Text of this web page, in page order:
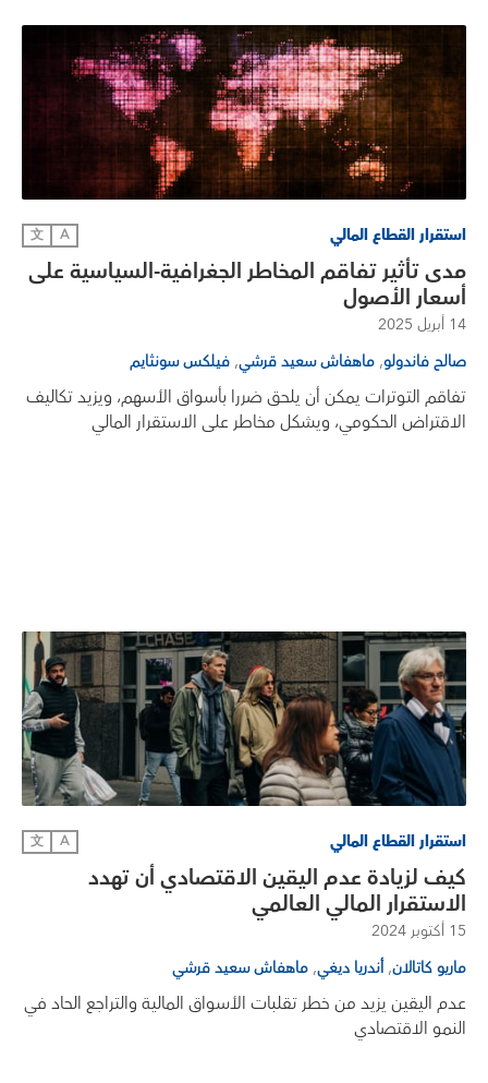
استقرار القطاع المالي A
文
مدى تأثير تفاقم المخاطر الجغرافية-السياسية على
أسعار الأصول
14 أبريل 2025
صالح فاندولو, ماهفاش سعيد قرشي, فيلكس سونثايم
تفاقم التوترات يمكن أن يلحق ضررا بأسواق الأسهم، ويزيد تكاليف
الاقتراض الحكومي، ويشكل مخاطر على الاستقرار المالي
استقرار القطاع المالي A
文
كيف لزيادة عدم اليقين الاقتصادي أن تهدد
الاستقرار المالي العالمي
15 أكتوبر 2024
ماريو كاتالان,أندريا ديغي, ماهفاش سعيد قرشي
عدم اليقين يزيد من خطر تقلبات الأسواق المالية والتراجع الحاد في
النمو الاقتصادي